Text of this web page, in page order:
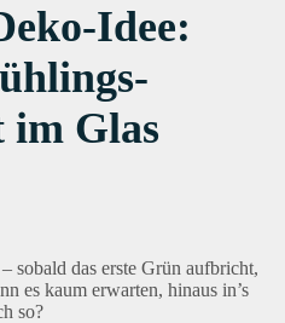
Idee:
im Glas
sobald das erste Grün aufbricht,
es kaum erwarten, hinaus in’s
so?